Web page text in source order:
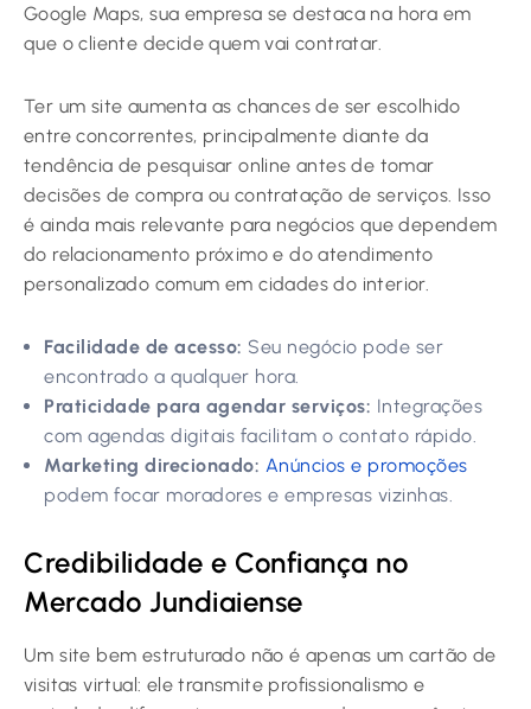
Google Maps, sua empresa se destaca na hora em
que o cliente decide quem vai contratar.
Ter um site aumenta as chances de ser escolhido
entre concorrentes, principalmente diante da
tendência de pesquisar online antes de tomar
decisões de compra ou contratação de serviços. Isso
é ainda mais relevante para negócios que dependem
do relacionamento próximo e do atendimento
personalizado comum em cidades do interior.
Facilidade de acesso: Seu negócio pode ser
encontrado a qualquer hora.
Praticidade para agendar serviços: Integrações
com agendas digitais facilitam o contato rápido.
Marketing direcionado: Anúncios e promoções
podem focar moradores e empresas vizinhas.
Credibilidade e Confiança no
Mercado Jundiaiense
Um site bem estruturado não é apenas um cartão de
visitas virtual: ele transmite profissionalismo e